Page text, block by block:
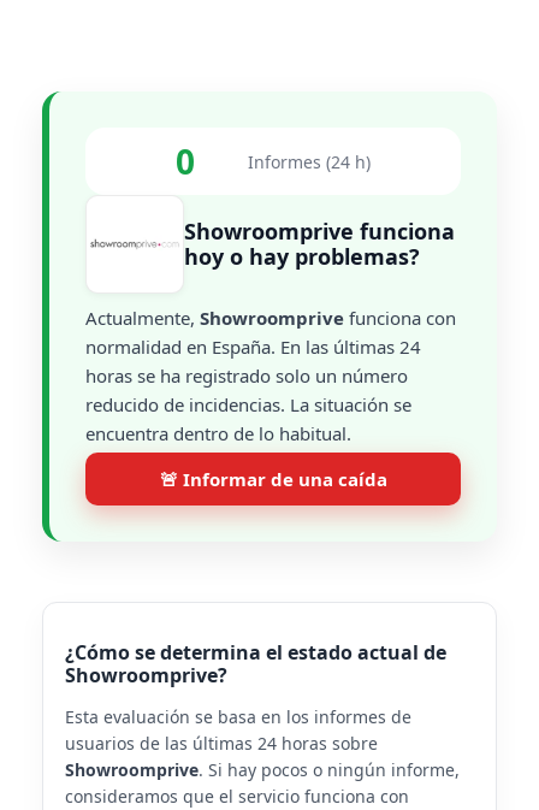
0 Informes (24 h)
Showroomprive funciona
hoy o hay problemas?
Actualmente, Showroomprive funciona con
normalidad en España. En las últimas 24
horas se ha registrado solo un número
reducido de incidencias. La situación se
encuentra dentro de lo habitual.
🚨 Informar de una caída
¿Cómo se determina el estado actual de
Showroomprive?
Esta evaluación se basa en los informes de
usuarios de las últimas 24 horas sobre
Showroomprive. Si hay pocos o ningún informe,
consideramos que el servicio funciona con